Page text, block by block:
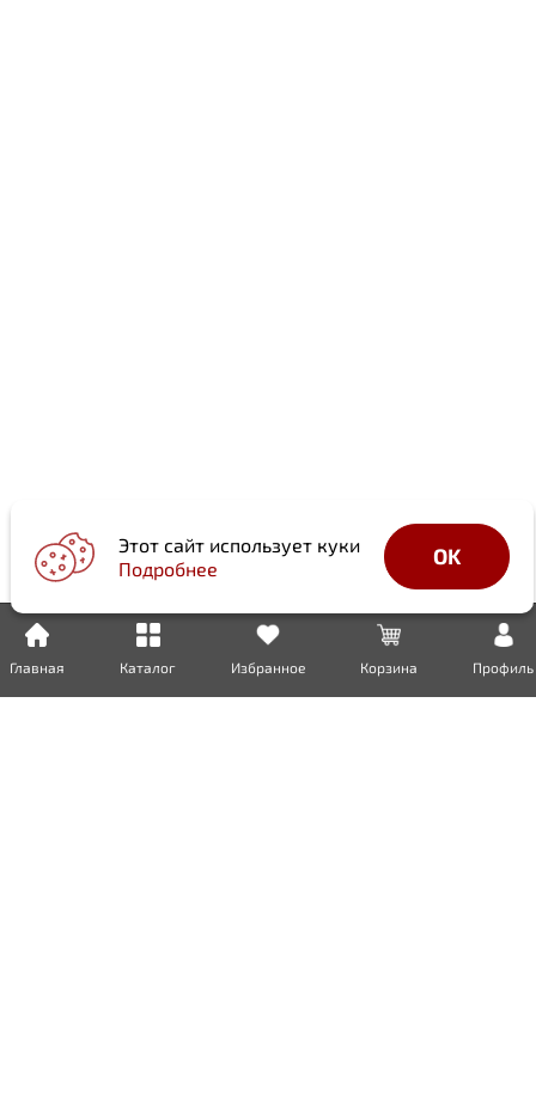
Главная Каталог Избранное Корзина Профиль
Этот сайт использует куки
Подробнее
OK